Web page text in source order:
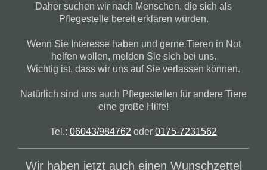
Daher suchen wir nach Menschen, die sich als
Pflegestelle bereit erklären würden.
Wenn Sie Interesse haben und gerne Tieren in Not
helfen wollen, melden Sie sich bei uns.
Wichtig ist, dass wir uns auf Sie verlassen können.
Natürlich sind uns auch Pflegestellen für andere Tiere
eine große Hilfe!
Tel.: 06043/984762 oder 0175-7231562
Wir haben jetzt auch einen Wunschzettel